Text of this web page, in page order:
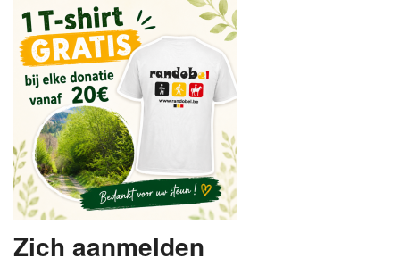
OVER
LEDEN
ZICH AANMELDEN
GRATIS REGISTRATIE
WACHTWOORD VERGETEN
Zich aanmelden